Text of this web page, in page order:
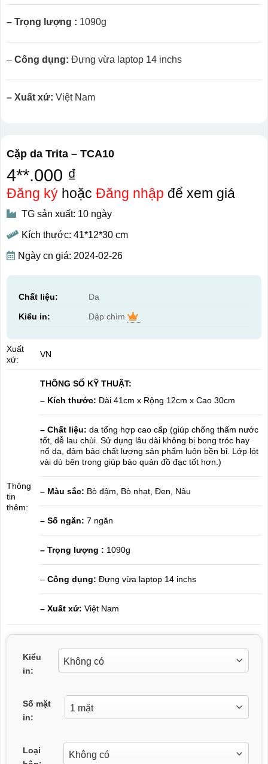
– Trọng lượng : 1090g
–Công dụng: Đựng vừa laptop 14 inchs
– Xuất xứ: Việt Nam
Cặp da Trita – TCA10
4**.000 ₫
Đăng kýhoặc Đăng nhập để xem giá
TG sản xuất: 10 ngày
Kích thước: 41*12*30 cm
Ngày cn giá: 2024-02-26
Chất liệu: Da
Kiểu in: Dập chìm
Xuất
xứ:
VN
Thông
tin
thêm:
THÔNG SỐ KỸ THUẬT:
– Kích thước: Dài 41cm x Rộng 12cm x Cao 30cm
– Chất liệu: da tổng hợp cao cấp (giúp chống thấm nước
tốt, dễ lau chùi. Sử dụng lâu dài không bị bong tróc hay
nổ da, đảm bảo chất lượng sản phẩm luôn bền bỉ. Lớp lót
vải dù bên trong giúp bảo quản đồ đạc tốt hơn.)
– Màu sắc: Bò đậm, Bò nhạt, Đen, Nâu
– Số ngăn: 7 ngăn
– Trọng lượng : 1090g
–Công dụng: Đựng vừa laptop 14 inchs
– Xuất xứ: Việt Nam
Kiểu
in:
Số mặt
in:
Loại